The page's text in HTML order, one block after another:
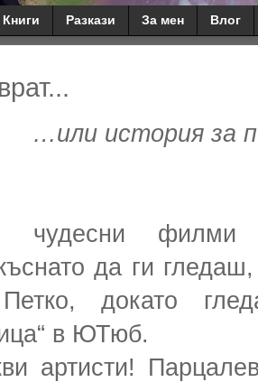
Книги Разкази За мен Влог
…или история за
чудесни
да ги
докато
в ЮТюб.
артисти!